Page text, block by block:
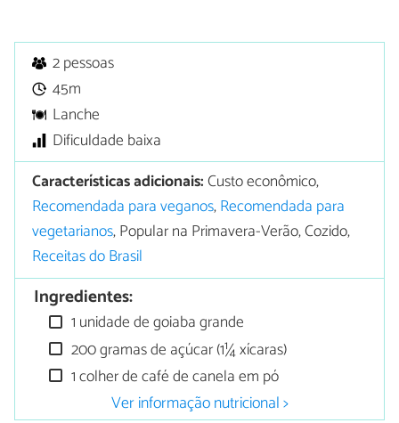
2 pessoas
45m
Lanche
Dificuldade baixa
Características adicionais:Custo econômico,
Recomendada para veganos,Recomendada para
vegetarianos, Popular na Primavera-Verão, Cozido,
Receitas do Brasil
Ingredientes:
1 unidade de goiaba grande
200 gramas de açúcar (1¼ xícaras)
1 colher de café de canela em pó
Ver informação nutricional >